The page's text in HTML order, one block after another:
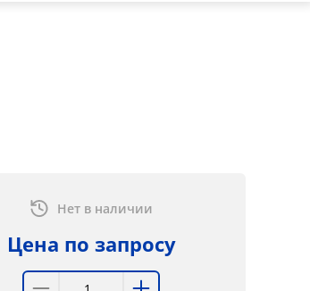
Нет в наличии
Цена по запросу